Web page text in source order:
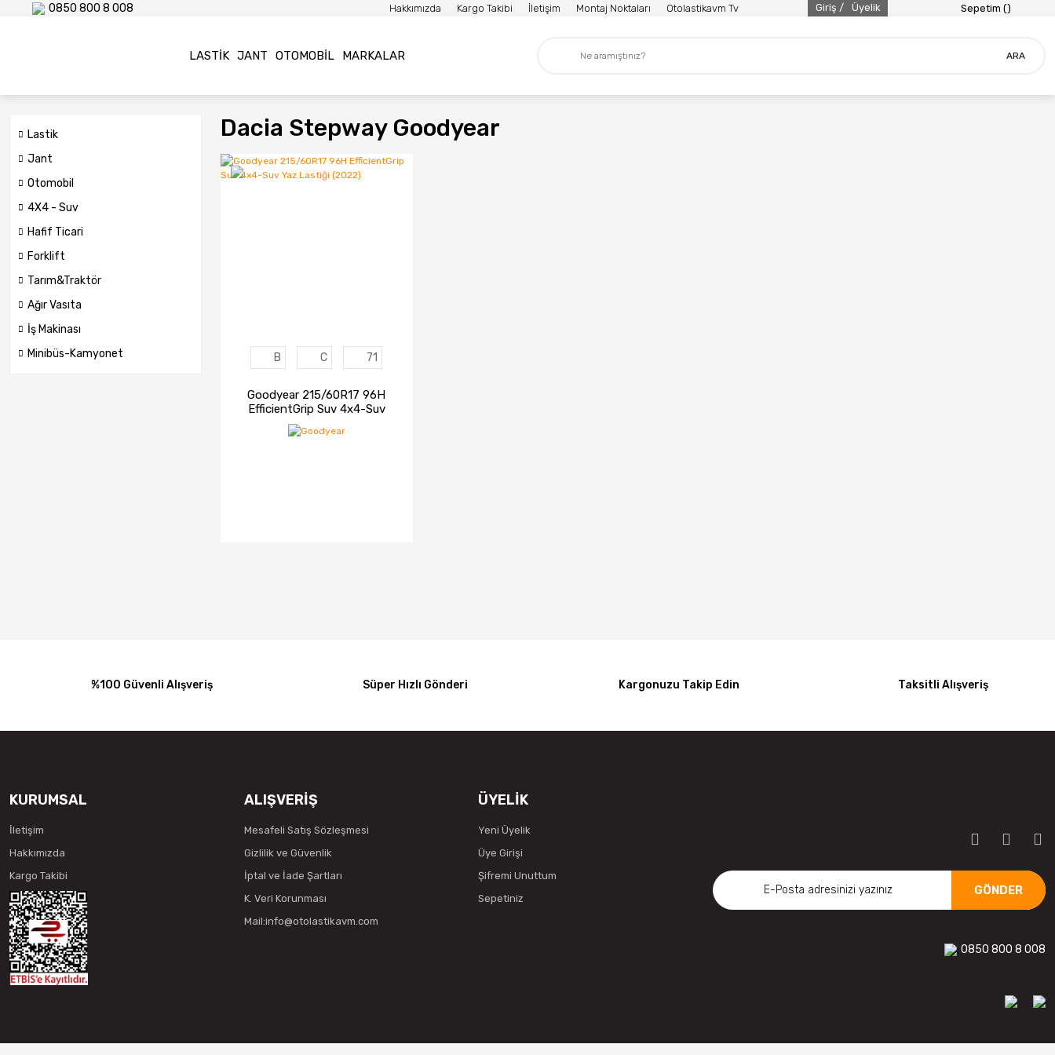
0850 800 8 008 Hakkımızda Kargo Takibi İletişim Montaj Noktaları Otolastikavm Tv Giriş / Üyelik Sepetim ()
LASTIK JANT OTOMOBIL MARKALAR ARA
Lastik
Jant
Otomobil
4X4 - Suv
Hafif Ticari
Forklift
Tarım&Traktör
Ağır Vasıta
İş Makinası
Minibüs-Kamyonet
Dacia Stepway Goodyear
B C 71
Goodyear 215/60R17 96H
EfficientGrip Suv 4x4-Suv
Yaz Lastiği (2022)
%100 Güvenli Alışveriş Süper Hızlı Gönderi Kargonuzu Takip Edin Taksitli Alışveriş
KURUMSAL
İletişim
Hakkımızda
Kargo Takibi
ALIŞVERİŞ
Mesafeli Satış Sözleşmesi
Gizlilik ve Güvenlik
İptal ve İade Şartları
K. Veri Korunması
Mail:info@otolastikavm.com
ÜYELİK
Yeni Üyelik
Üye Girişi
Şifremi Unuttum
Sepetiniz
GÖNDER
0850 800 8 008